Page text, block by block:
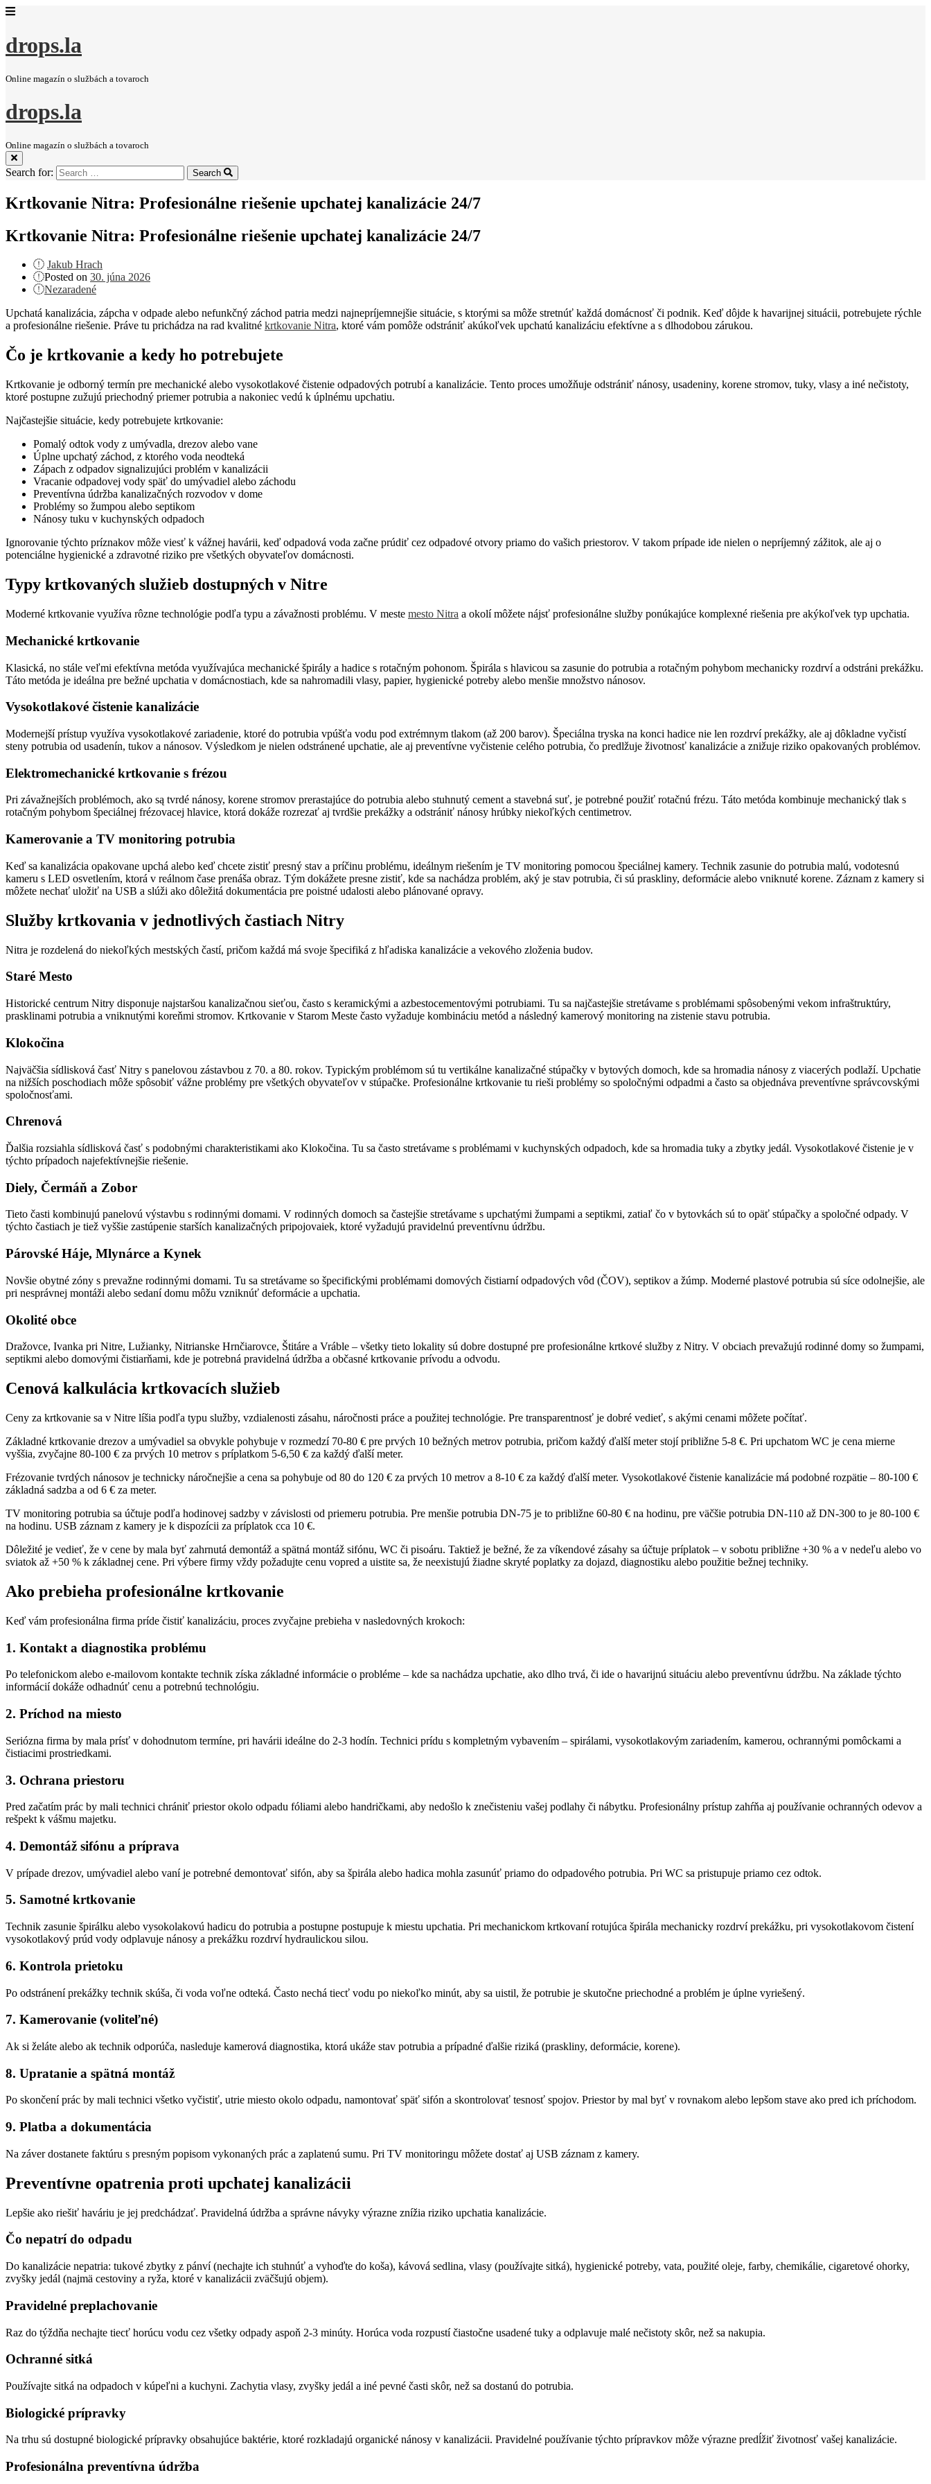
drops.la
Online magazín o službách a tovaroch
drops.la
Online magazín o službách a tovaroch
Search for: Search
Krtkovanie Nitra: Profesionálne riešenie upchatej kanalizácie 24/7
Krtkovanie Nitra: Profesionálne riešenie upchatej kanalizácie 24/7
Jakub Hrach
Posted on 30. júna 2026
Nezaradené
Upchatá kanalizácia, zápcha v odpade alebo nefunkčný záchod patria medzi najnepríjemnejšie situácie, s ktorými sa môže stretnúť každá domácnosť či podnik. Keď dôjde k havarijnej situácii, potrebujete rýchle
a profesionálne riešenie. Práve tu prichádza na rad kvalitné krtkovanie Nitra, ktoré vám pomôže odstrániť akúkoľvek upchatú kanalizáciu efektívne a s dlhodobou zárukou.
Čo je krtkovanie a kedy ho potrebujete
Krtkovanie je odborný termín pre mechanické alebo vysokotlakové čistenie odpadových potrubí a kanalizácie. Tento proces umožňuje odstrániť nánosy, usadeniny, korene stromov, tuky, vlasy a iné nečistoty,
ktoré postupne zužujú priechodný priemer potrubia a nakoniec vedú k úplnému upchatiu.
Najčastejšie situácie, kedy potrebujete krtkovanie:
Pomalý odtok vody z umývadla, drezov alebo vane
Úplne upchatý záchod, z ktorého voda neodteká
Zápach z odpadov signalizujúci problém v kanalizácii
Vracanie odpadovej vody späť do umývadiel alebo záchodu
Preventívna údržba kanalizačných rozvodov v dome
Problémy so žumpou alebo septikom
Nánosy tuku v kuchynských odpadoch
Ignorovanie týchto príznakov môže viesť k vážnej havárii, keď odpadová voda začne prúdiť cez odpadové otvory priamo do vašich priestorov. V takom prípade ide nielen o nepríjemný zážitok, ale aj o
potenciálne hygienické a zdravotné riziko pre všetkých obyvateľov domácnosti.
Typy krtkovaných služieb dostupných v Nitre
Moderné krtkovanie využíva rôzne technológie podľa typu a závažnosti problému. V meste mesto Nitra a okolí môžete nájsť profesionálne služby ponúkajúce komplexné riešenia pre akýkoľvek typ upchatia.
Mechanické krtkovanie
Klasická, no stále veľmi efektívna metóda využívajúca mechanické špirály a hadice s rotačným pohonom. Špirála s hlavicou sa zasunie do potrubia a rotačným pohybom mechanicky rozdrví a odstráni prekážku.
Táto metóda je ideálna pre bežné upchatia v domácnostiach, kde sa nahromadili vlasy, papier, hygienické potreby alebo menšie množstvo nánosov.
Vysokotlakové čistenie kanalizácie
Modernejší prístup využíva vysokotlakové zariadenie, ktoré do potrubia vpúšťa vodu pod extrémnym tlakom (až 200 barov). Špeciálna tryska na konci hadice nie len rozdrví prekážky, ale aj dôkladne vyčistí
steny potrubia od usadenín, tukov a nánosov. Výsledkom je nielen odstránené upchatie, ale aj preventívne vyčistenie celého potrubia, čo predlžuje životnosť kanalizácie a znižuje riziko opakovaných problémov.
Elektromechanické krtkovanie s frézou
Pri závažnejších problémoch, ako są tvrdé nánosy, korene stromov prerastajúce do potrubia alebo stuhnutý cement a stavebná suť, je potrebné použiť rotačnú frézu. Táto metóda kombinuje mechanický tlak s
rotačným pohybom špeciálnej frézovacej hlavice, ktorá dokáže rozrezať aj tvrdšie prekážky a odstrániť nánosy hrúbky niekoľkých centimetrov.
Kamerovanie a TV monitoring potrubia
Keď sa kanalizácia opakovane upchá alebo keď chcete zistiť presný stav a príčinu problému, ideálnym riešením je TV monitoring pomocou špeciálnej kamery. Technik zasunie do potrubia malú, vodotesnú
kameru s LED osvetlením, ktorá v reálnom čase prenáša obraz. Tým dokážete presne zistiť, kde sa nachádza problém, aký je stav potrubia, či sú praskliny, deformácie alebo vniknuté korene. Záznam z kamery si
môžete nechať uložiť na USB a slúži ako dôležitá dokumentácia pre poistné udalosti alebo plánované opravy.
Služby krtkovania v jednotlivých častiach Nitry
Nitra je rozdelená do niekoľkých mestských častí, pričom každá má svoje špecifiká z hľadiska kanalizácie a vekového zloženia budov.
Staré Mesto
Historické centrum Nitry disponuje najstaršou kanalizačnou sieťou, často s keramickými a azbestocementovými potrubiami. Tu sa najčastejšie stretávame s problémami spôsobenými vekom infraštruktúry,
prasklinami potrubia a vniknutými koreňmi stromov. Krtkovanie v Starom Meste často vyžaduje kombináciu metód a následný kamerový monitoring na zistenie stavu potrubia.
Klokočina
Najväčšia sídlisková časť Nitry s panelovou zástavbou z 70. a 80. rokov. Typickým problémom sú tu vertikálne kanalizačné stúpačky v bytových domoch, kde sa hromadia nánosy z viacerých podlaží. Upchatie
na nižších poschodiach môže spôsobiť vážne problémy pre všetkých obyvateľov v stúpačke. Profesionálne krtkovanie tu rieši problémy so spoločnými odpadmi a často sa objednáva preventívne správcovskými
spoločnosťami.
Chrenová
Ďalšia rozsiahla sídlisková časť s podobnými charakteristikami ako Klokočina. Tu sa často stretávame s problémami v kuchynských odpadoch, kde sa hromadia tuky a zbytky jedál. Vysokotlakové čistenie je v
týchto prípadoch najefektívnejšie riešenie.
Diely, Čermáň a Zobor
Tieto časti kombinujú panelovú výstavbu s rodinnými domami. V rodinných domoch sa častejšie stretávame s upchatými žumpami a septikmi, zatiaľ čo v bytovkách sú to opäť stúpačky a spoločné odpady. V
týchto častiach je tiež vyššie zastúpenie starších kanalizačných pripojovaiek, ktoré vyžadujú pravidelnú preventívnu údržbu.
Párovské Háje, Mlynárce a Kynek
Novšie obytné zóny s prevažne rodinnými domami. Tu sa stretávame so špecifickými problémami domových čistiarní odpadových vôd (ČOV), septikov a žúmp. Moderné plastové potrubia sú síce odolnejšie, ale
pri nesprávnej montáži alebo sedaní domu môžu vzniknúť deformácie a upchatia.
Okolité obce
Dražovce, Ivanka pri Nitre, Lužianky, Nitrianske Hrnčiarovce, Štitáre a Vráble – všetky tieto lokality sú dobre dostupné pre profesionálne krtkové služby z Nitry. V obciach prevažujú rodinné domy so žumpami,
septikmi alebo domovými čistiarňami, kde je potrebná pravidelná údržba a občasné krtkovanie prívodu a odvodu.
Cenová kalkulácia krtkovacích služieb
Ceny za krtkovanie sa v Nitre líšia podľa typu služby, vzdialenosti zásahu, náročnosti práce a použitej technológie. Pre transparentnosť je dobré vedieť, s akými cenami môžete počítať.
Základné krtkovanie drezov a umývadiel sa obvykle pohybuje v rozmedzí 70-80 € pre prvých 10 bežných metrov potrubia, pričom každý ďalší meter stojí približne 5-8 €. Pri upchatom WC je cena mierne
vyššia, zvyčajne 80-100 € za prvých 10 metrov s príplatkom 5-6,50 € za každý ďalší meter.
Frézovanie tvrdých nánosov je technicky náročnejšie a cena sa pohybuje od 80 do 120 € za prvých 10 metrov a 8-10 € za každý ďalší meter. Vysokotlakové čistenie kanalizácie má podobné rozpätie – 80-100 €
základná sadzba a od 6 € za meter.
TV monitoring potrubia sa účtuje podľa hodinovej sadzby v závislosti od priemeru potrubia. Pre menšie potrubia DN-75 je to približne 60-80 € na hodinu, pre väčšie potrubia DN-110 až DN-300 to je 80-100 €
na hodinu. USB záznam z kamery je k dispozícii za príplatok cca 10 €.
Dôležité je vedieť, že v cene by mala byť zahrnutá demontáž a spätná montáž sifónu, WC či pisoáru. Taktiež je bežné, že za víkendové zásahy sa účtuje príplatok – v sobotu približne +30 % a v nedeľu alebo vo
sviatok až +50 % k základnej cene. Pri výbere firmy vždy požadujte cenu vopred a uistite sa, že neexistujú žiadne skryté poplatky za dojazd, diagnostiku alebo použitie bežnej techniky.
Ako prebieha profesionálne krtkovanie
Keď vám profesionálna firma príde čistiť kanalizáciu, proces zvyčajne prebieha v nasledovných krokoch:
1. Kontakt a diagnostika problému
Po telefonickom alebo e-mailovom kontakte technik získa základné informácie o probléme – kde sa nachádza upchatie, ako dlho trvá, či ide o havarijnú situáciu alebo preventívnu údržbu. Na základe týchto
informácií dokáže odhadnúť cenu a potrebnú technológiu.
2. Príchod na miesto
Seriózna firma by mala prísť v dohodnutom termíne, pri havárii ideálne do 2-3 hodín. Technici prídu s kompletným vybavením – spirálami, vysokotlakovým zariadením, kamerou, ochrannými pomôckami a
čistiacimi prostriedkami.
3. Ochrana priestoru
Pred začatím prác by mali technici chrániť priestor okolo odpadu fóliami alebo handričkami, aby nedošlo k znečisteniu vašej podlahy či nábytku. Profesionálny prístup zahŕňa aj používanie ochranných odevov a
rešpekt k vášmu majetku.
4. Demontáž sifónu a príprava
V prípade drezov, umývadiel alebo vaní je potrebné demontovať sifón, aby sa špirála alebo hadica mohla zasunúť priamo do odpadového potrubia. Pri WC sa pristupuje priamo cez odtok.
5. Samotné krtkovanie
Technik zasunie špirálku alebo vysokolakovú hadicu do potrubia a postupne postupuje k miestu upchatia. Pri mechanickom krtkovaní rotujúca špirála mechanicky rozdrví prekážku, pri vysokotlakovom čistení
vysokotlakový prúd vody odplavuje nánosy a prekážku rozdrví hydraulickou silou.
6. Kontrola prietoku
Po odstránení prekážky technik skúša, či voda voľne odteká. Často nechá tiecť vodu po niekoľko minút, aby sa uistil, že potrubie je skutočne priechodné a problém je úplne vyriešený.
7. Kamerovanie (voliteľné)
Ak si želáte alebo ak technik odporúča, nasleduje kamerová diagnostika, ktorá ukáže stav potrubia a prípadné ďalšie riziká (praskliny, deformácie, korene).
8. Upratanie a spätná montáž
Po skončení prác by mali technici všetko vyčistiť, utrie miesto okolo odpadu, namontovať späť sifón a skontrolovať tesnosť spojov. Priestor by mal byť v rovnakom alebo lepšom stave ako pred ich príchodom.
9. Platba a dokumentácia
Na záver dostanete faktúru s presným popisom vykonaných prác a zaplatenú sumu. Pri TV monitoringu môžete dostať aj USB záznam z kamery.
Preventívne opatrenia proti upchatej kanalizácii
Lepšie ako riešiť haváriu je jej predchádzať. Pravidelná údržba a správne návyky výrazne znížia riziko upchatia kanalizácie.
Čo nepatrí do odpadu
Do kanalizácie nepatria: tukové zbytky z pánví (nechajte ich stuhnúť a vyhoďte do koša), kávová sedlina, vlasy (používajte sitká), hygienické potreby, vata, použité oleje, farby, chemikálie, cigaretové ohorky,
zvyšky jedál (najmä cestoviny a ryža, ktoré v kanalizácii zväčšujú objem).
Pravidelné preplachovanie
Raz do týždňa nechajte tiecť horúcu vodu cez všetky odpady aspoň 2-3 minúty. Horúca voda rozpustí čiastočne usadené tuky a odplavuje malé nečistoty skôr, než sa nakupia.
Ochranné sitká
Používajte sitká na odpadoch v kúpeľni a kuchyni. Zachytia vlasy, zvyšky jedál a iné pevné časti skôr, než sa dostanú do potrubia.
Biologické prípravky
Na trhu sú dostupné biologické prípravky obsahujúce baktérie, ktoré rozkladajú organické nánosy v kanalizácii. Pravidelné používanie týchto prípravkov môže výrazne predĺžiť životnosť vašej kanalizácie.
Profesionálna preventívna údržba